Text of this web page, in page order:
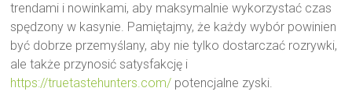
trendami i nowinkami, aby maksymalnie wykorzystać czas
spędzony w kasynie. Pamiętajmy, że każdy wybór powinien
być dobrze przemyślany, aby nie tylko dostarczać rozrywki,
ale także przynosić satysfakcję i
https://truetastehunters.com/ potencjalne zyski.